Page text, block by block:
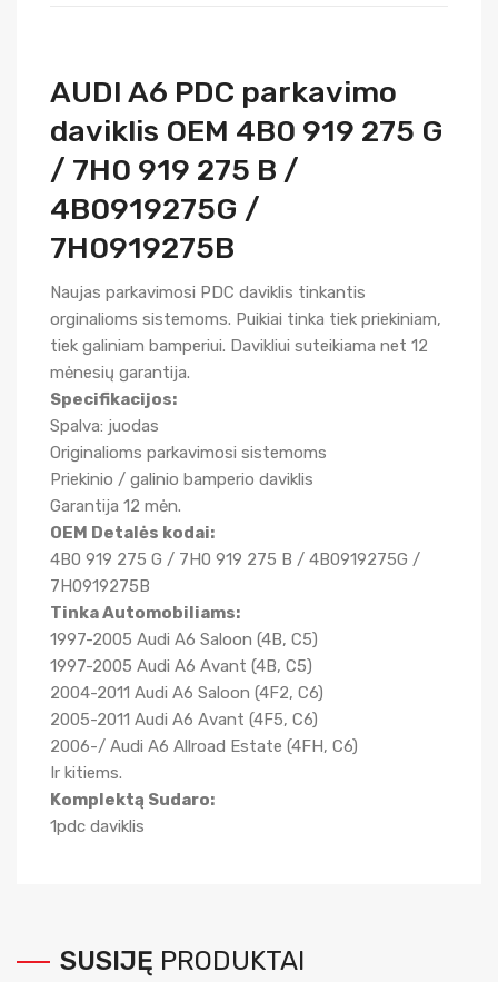
AUDI A6 PDC parkavimo
daviklis OEM 4B0 919 275 G
/ 7H0 919 275 B /
4B0919275G /
7H0919275B
Naujas parkavimosi PDC daviklis tinkantis
orginalioms sistemoms. Puikiai tinka tiek priekiniam,
tiek galiniam bamperiui. Davikliui suteikiama net 12
mėnesių garantija.
Specifikacijos:
Spalva: juodas
Originalioms parkavimosi sistemoms
Priekinio / galinio bamperio daviklis
Garantija 12 mėn.
OEM Detalės kodai:
4B0 919 275 G / 7H0 919 275 B / 4B0919275G /
7H0919275B
Tinka Automobiliams:
1997-2005 Audi A6 Saloon (4B, C5)
1997-2005 Audi A6 Avant (4B, C5)
2004-2011 Audi A6 Saloon (4F2, C6)
2005-2011 Audi A6 Avant (4F5, C6)
2006-/ Audi A6 Allroad Estate (4FH, C6)
Ir kitiems.
Komplektą Sudaro:
1pdc daviklis
SUSIJĘ PRODUKTAI